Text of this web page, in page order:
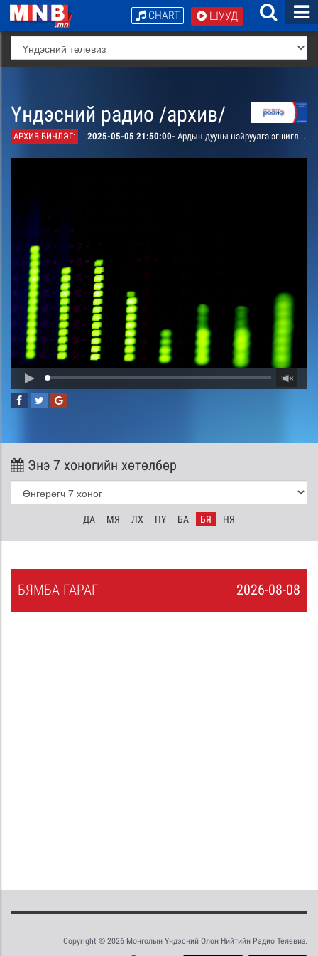
ШУУД
CHART
Үндэсний радио /архив/
АРХИВ БИЧЛЭГ: 2025-05-05 21:50:00- Ардын дууны найруулга эгшиглэнэ
Энэ 7 хоногийн хөтөлбөр
ДА МЯ ЛХ ПҮ БА БЯ НЯ
2026-08-08
БЯМБА ГАРАГ
Copyright © 2026 Монголын Үндэсний Олон Нийтийн Радио Телевиз.